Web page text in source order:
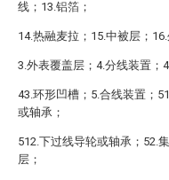
线；13.铝箔；
14.热融麦拉；15.中被层；
3.外表覆盖层；4.分线装置；
43.环形凹槽；5.合线装置；
或轴承；
512.下过线导轮或轴承；52.
层；